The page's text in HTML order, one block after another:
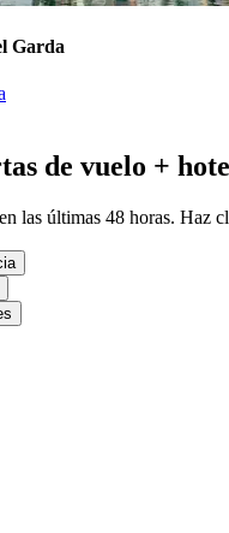
Garda
de vuelo +
las últimas 48 horas. Haz